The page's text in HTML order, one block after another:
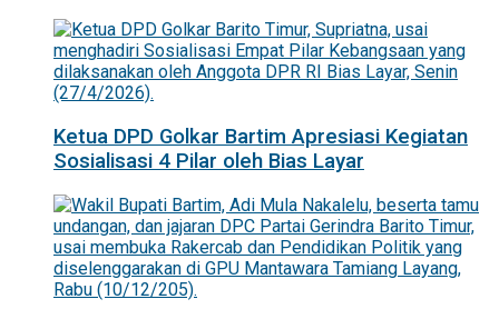
Ketua DPD Golkar Bartim Apresiasi Kegiatan
Sosialisasi 4 Pilar oleh Bias Layar